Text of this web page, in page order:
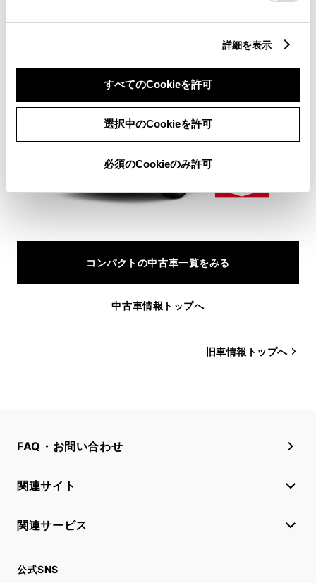
詳細を表示
すべてのCookieを許可
選択中のCookieを許可
必須のCookieのみ許可
コンパクトの中古車一覧をみる
中古車情報トップへ
旧車情報トップへ
FAQ・お問い合わせ
関連サイト
関連サービス
公式SNS